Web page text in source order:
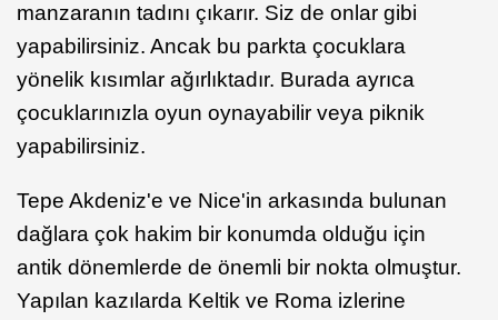
manzaranın tadını çıkarır. Siz de onlar gibi
yapabilirsiniz. Ancak bu parkta çocuklara
yönelik kısımlar ağırlıktadır. Burada ayrıca
çocuklarınızla oyun oynayabilir veya piknik
yapabilirsiniz.
Tepe Akdeniz'e ve Nice'in arkasında bulunan
dağlara çok hakim bir konumda olduğu için
antik dönemlerde de önemli bir nokta olmuştur.
Yapılan kazılarda Keltik ve Roma izlerine